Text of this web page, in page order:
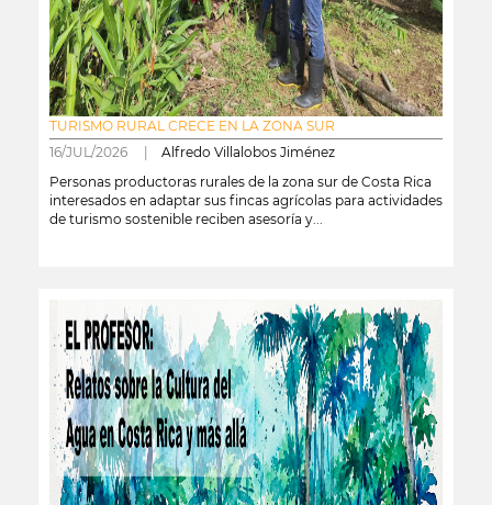
TURISMO RURAL CRECE EN LA ZONA SUR
16/JUL/2026 | Alfredo Villalobos Jiménez
Personas productoras rurales de la zona sur de Costa Rica
interesados en adaptar sus fincas agrícolas para actividades
de turismo sostenible reciben asesoría y...